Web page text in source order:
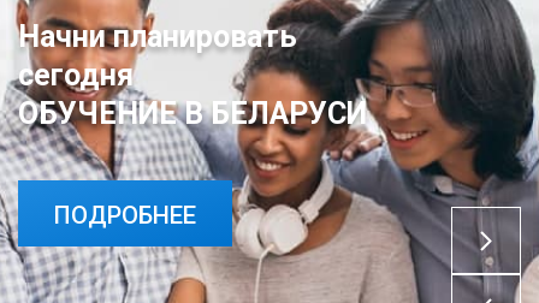
Начни планировать
сегодня
ОБУЧЕНИЕ В БЕЛАРУСИ
ПОДРОБНЕЕ
ОБУЧЕНИЕ В БЕЛАРУСИ
ПОДРОБНЕЕ